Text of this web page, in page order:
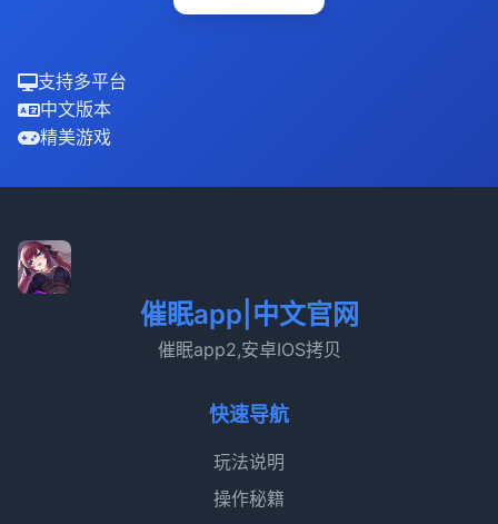
支持多平台
中文版本
精美游戏
催眠app|中文官网
催眠app2,安卓IOS拷贝
快速导航
玩法说明
操作秘籍